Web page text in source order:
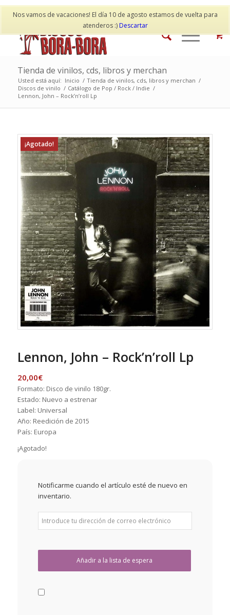
Nos vamos de vacaciones! El día 10 de agosto estamos de vuelta para
atenderos :)Descartar
Mi cuenta Contacto
Tienda de vinilos, cds, libros y merchan
Usted está aquí: Inicio / Tienda de vinilos, cds, libros y merchan /
Discos de vinilo / Catálogo de Pop / Rock / Indie /
Lennon, John – Rock’n’roll Lp
¡Agotado!
Lennon, John – Rock’n’roll Lp
20,00€
Formato: Disco de vinilo 180gr.
Estado: Nuevo a estrenar
Label: Universal
Año: Reedición de 2015
País: Europa
¡Agotado!
Notificarme cuando el artículo esté de nuevo en
inventario.